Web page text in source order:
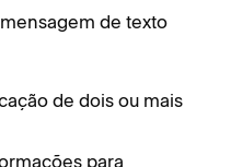
de texto
de dois ou mais
para